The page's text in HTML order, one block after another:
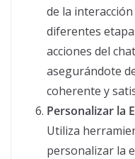
de la
diferentes
acciones del
asegurándote
coherente y
Personalizar la
Utiliza
personalizar la